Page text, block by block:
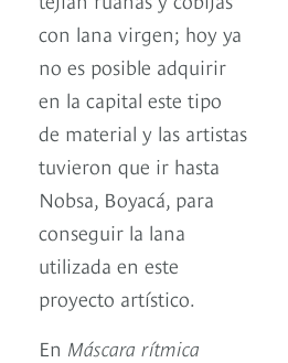
con lana virgen; hoy ya
no es posible adquirir
en la capital este tipo
de material y las artistas
tuvieron que ir hasta
Nobsa, Boyacá, para
conseguir la lana
utilizada en este
proyecto artístico.
En Máscara rítmica